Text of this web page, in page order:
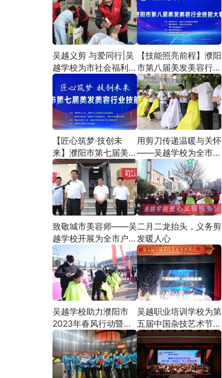
成果汇报会圆满成功！外劳动者
吴越义剪 与爱同行|吴
越学校为市社会福利院
爱心义剪
【技能照亮前程】濮阳
市第八届美发美容行业
技能大赛圆满闭幕
【匠心筑梦·技创未
来】濮阳市第七届美发
美容行业技能大赛在市
工人文化宫隆重举行
用剪刀传递温暖与关怀
——吴越学校为全市户
外劳动者爱心义剪
致敬城市美容师——吴
越学校开展为全市户外
劳动者爱心义剪活动
二月二龙抬头，义务剪
发暖人心
吴越学校助力濮阳市
2023年春风行动暨就
业援助月”首场新春招
聘会活动
吴越职业培训学校为第
五届中国杂技艺术节加
油添彩